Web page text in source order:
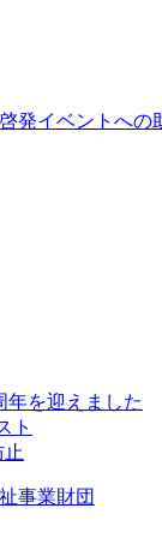
発イベントへの